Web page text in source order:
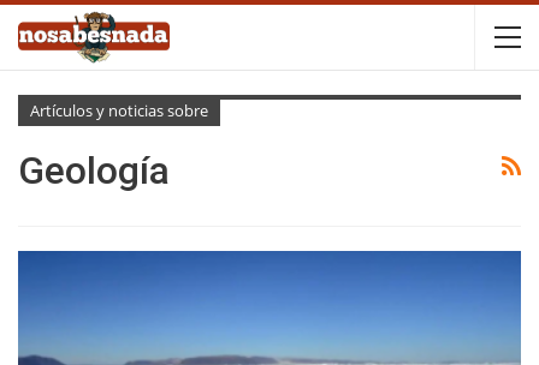
Artículos y noticias sobre
Geología